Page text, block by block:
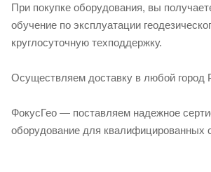
При покупке оборудования, вы
обучение по эксплуатации
круглосуточную техподдержку.
Осуществляем доставку в любой город
ФокусГео — поставляем надежное
оборудование для квалифицированных